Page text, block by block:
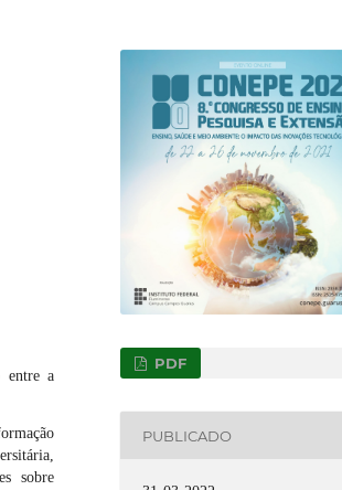
entre a
sobre
PDF
PUBLICADO